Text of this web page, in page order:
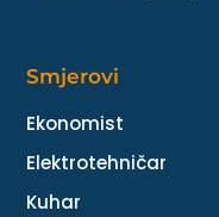
Smjerovi
Ekonomist
Elektrotehničar
Kuhar